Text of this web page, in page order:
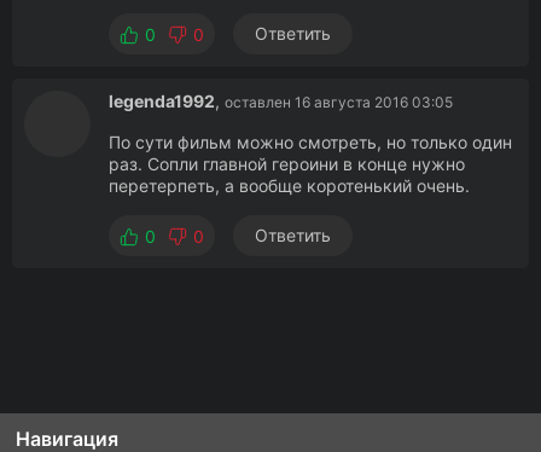
0 0 Ответить
legenda1992, оставлен 16 августа 2016 03:05
По сути фильм можно смотреть, но только один
раз. Сопли главной героини в конце нужно
перетерпеть, а вообще коротенький очень.
0 0 Ответить
Навигация